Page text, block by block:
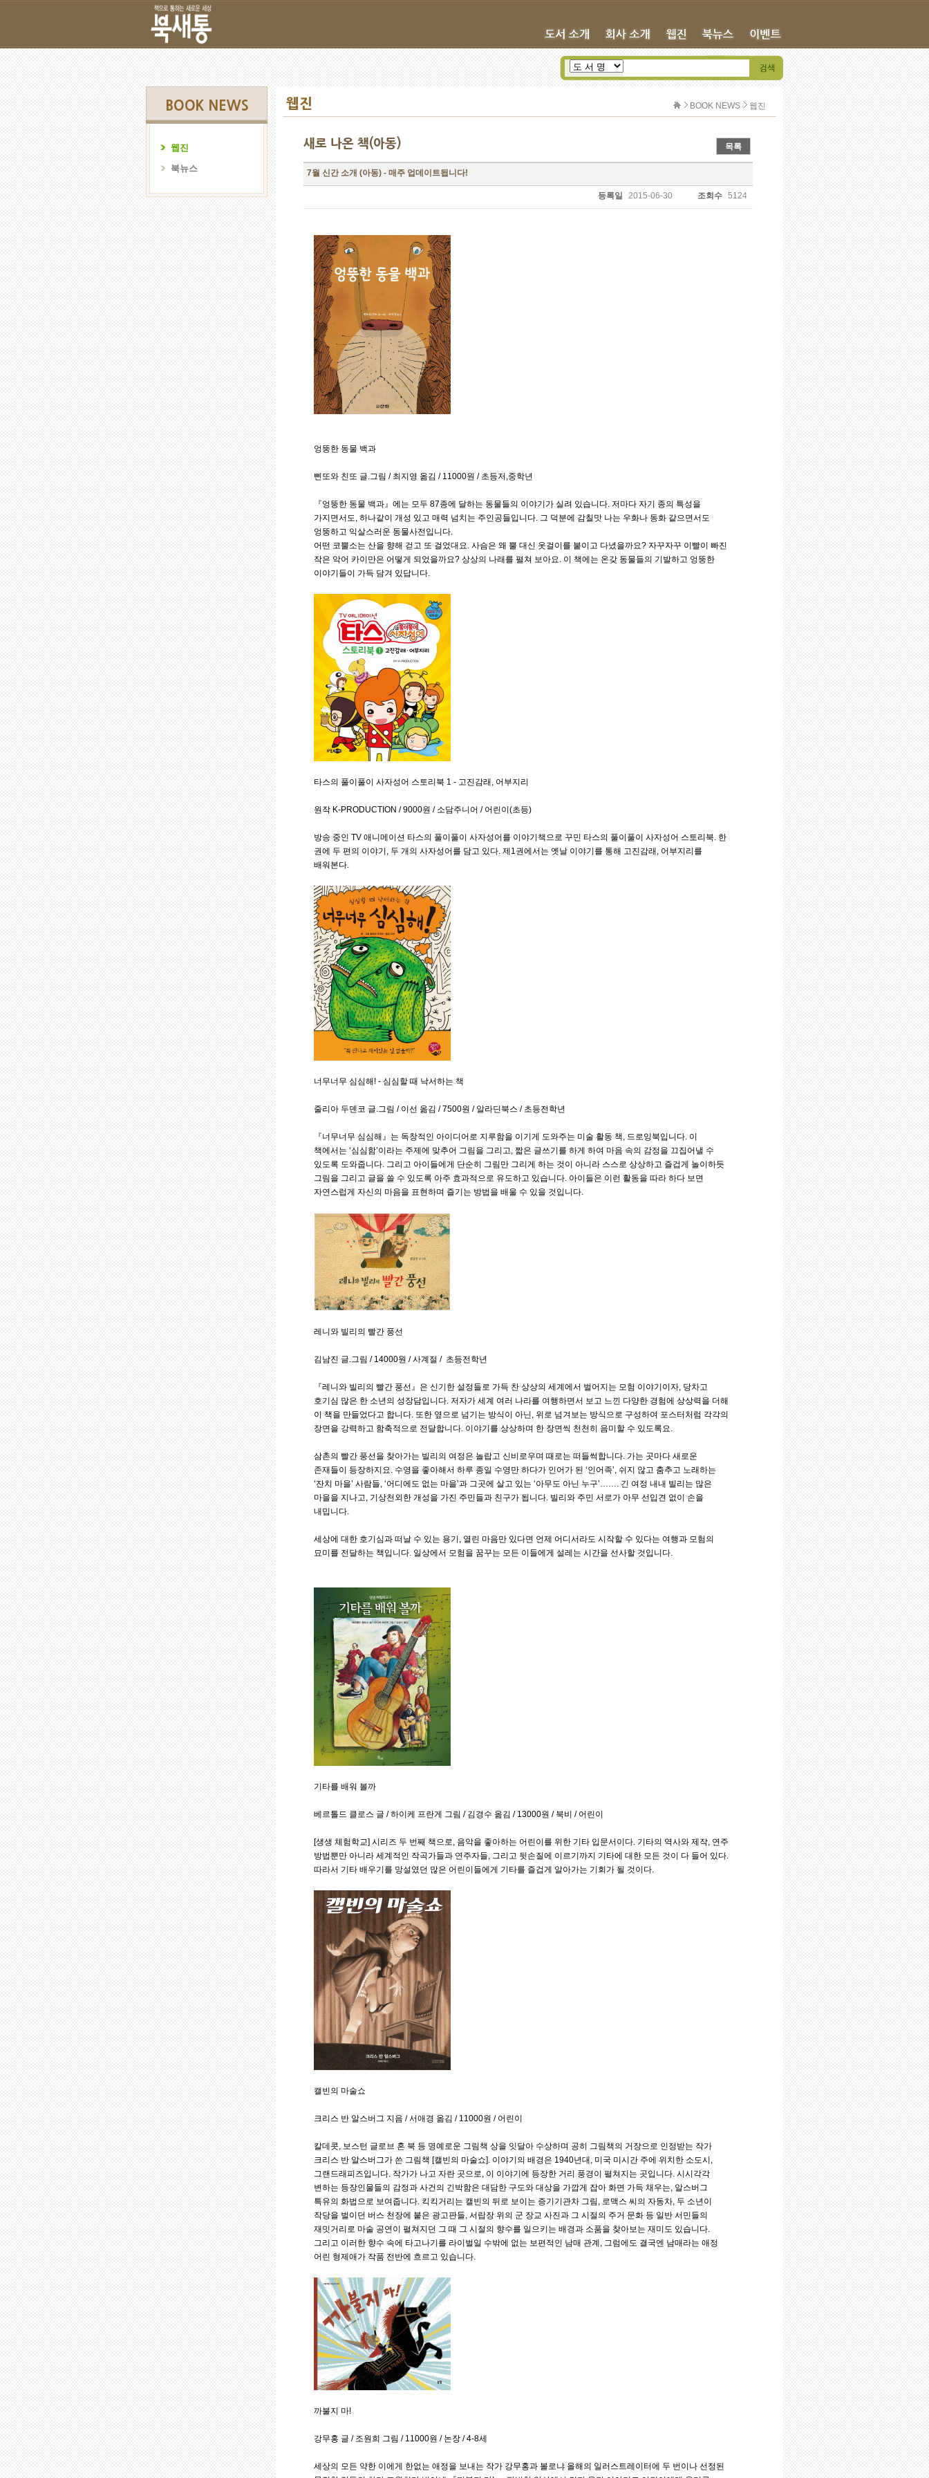
BOOK NEWS
웹진
북뉴스
웹진 BOOK NEWS 웹진
새로 나온 책(아동) 목록
7월 신간 소개 (아동) - 매주 업데이트됩니다!
등록일 2015-06-30 조회수 5124
엉뚱한 동물 백과
삔또와 친또 글.그림 / 최지영 옮김 / 11000원 / 초등저,중학년
『엉뚱한 동물 백과』에는 모두 87종에 달하는 동물들의 이야기가 실려 있습니다. 저마다 자기 종의 특성을
가지면서도, 하나같이 개성 있고 매력 넘치는 주인공들입니다. 그 덕분에 감칠맛 나는 우화나 동화 같으면서도
엉뚱하고 익살스러운 동물사전입니다.
어떤 코뿔소는 산을 향해 걷고 또 걸었대요. 사슴은 왜 뿔 대신 옷걸이를 붙이고 다녔을까요? 자꾸자꾸 이빨이 빠진
작은 악어 카이만은 어떻게 되었을까요? 상상의 나래를 펼쳐 보아요. 이 책에는 온갖 동물들의 기발하고 엉뚱한
이야기들이 가득 담겨 있답니다.
타스의 풀이풀이 사자성어 스토리북 1 - 고진감래, 어부지리
원작 K-PRODUCTION / 9000원 / 소담주니어 / 어린이(초등)
방송 중인 TV 애니메이션 타스의 풀이풀이 사자성어를 이야기책으로 꾸민 타스의 풀이풀이 사자성어 스토리북. 한
권에 두 편의 이야기, 두 개의 사자성어를 담고 있다. 제1권에서는 옛날 이야기를 통해 고진감래, 어부지리를
배워본다.
너무너무 심심해! - 심심할 때 낙서하는 책
줄리아 두덴코 글.그림 / 이선 옮김 / 7500원 / 알라딘북스 / 초등전학년
『너무너무 심심해』는 독창적인 아이디어로 지루함을 이기게 도와주는 미술 활동 책, 드로잉북입니다. 이
책에서는 ‘심심함’이라는 주제에 맞추어 그림을 그리고, 짧은 글쓰기를 하게 하여 마음 속의 감정을 끄집어낼 수
있도록 도와줍니다. 그리고 아이들에게 단순히 그림만 그리게 하는 것이 아니라 스스로 상상하고 즐겁게 놀이하듯
그림을 그리고 글을 쓸 수 있도록 아주 효과적으로 유도하고 있습니다. 아이들은 이런 활동을 따라 하다 보면
자연스럽게 자신의 마음을 표현하며 즐기는 방법을 배울 수 있을 것입니다.
레니와 빌리의 빨간 풍선
김남진 글.그림 / 14000원 / 사계절 / 초등전학년
『레니와 빌리의 빨간 풍선』은 신기한 설정들로 가득 찬 상상의 세계에서 벌어지는 모험 이야기이자, 당차고
호기심 많은 한 소년의 성장담입니다. 저자가 세계 여러 나라를 여행하면서 보고 느낀 다양한 경험에 상상력을 더해
이 책을 만들었다고 합니다. 또한 옆으로 넘기는 방식이 아닌, 위로 넘겨보는 방식으로 구성하여 포스터처럼 각각의
장면을 강력하고 함축적으로 전달합니다. 이야기를 상상하며 한 장면씩 천천히 음미할 수 있도록요.
삼촌의 빨간 풍선을 찾아가는 빌리의 여정은 놀랍고 신비로우며 때로는 떠들썩합니다. 가는 곳마다 새로운
존재들이 등장하지요. 수영을 좋아해서 하루 종일 수영만 하다가 인어가 된 ‘인어족’, 쉬지 않고 춤추고 노래하는
‘잔치 마을’ 사람들, ‘어디에도 없는 마을’과 그곳에 살고 있는 ‘아무도 아닌 누구’……. 긴 여정 내내 빌리는 많은
마을을 지나고, 기상천외한 개성을 가진 주민들과 친구가 됩니다. 빌리와 주민 서로가 아무 선입견 없이 손을
내밉니다.
세상에 대한 호기심과 떠날 수 있는 용기, 열린 마음만 있다면 언제 어디서라도 시작할 수 있다는 여행과 모험의
묘미를 전달하는 책입니다. 일상에서 모험을 꿈꾸는 모든 이들에게 설레는 시간을 선사할 것입니다.
기타를 배워 볼까
베르톨드 클로스 글 / 하이케 프란게 그림 / 김경수 옮김 / 13000원 / 북비 / 어린이
[생생 체험학교] 시리즈 두 번째 책으로, 음악을 좋아하는 어린이를 위한 기타 입문서이다. 기타의 역사와 제작, 연주
방법뿐만 아니라 세계적인 작곡가들과 연주자들, 그리고 뒷손질에 이르기까지 기타에 대한 모든 것이 다 들어 있다.
따라서 기타 배우기를 망설였던 많은 어린이들에게 기타를 즐겁게 알아가는 기회가 될 것이다.
캘빈의 마술쇼
크리스 반 알스버그 지음 / 서애경 옮김 / 11000원 / 어린이
칼데콧, 보스턴 글로브 혼 북 등 명예로운 그림책 상을 잇달아 수상하며 공히 그림책의 거장으로 인정받는 작가
크리스 반 알스버그가 쓴 그림책 [캘빈의 마술쇼]. 이야기의 배경은 1940년대, 미국 미시간 주에 위치한 소도시,
그랜드래피즈입니다. 작가가 나고 자란 곳으로, 이 이야기에 등장한 거리 풍경이 펼쳐지는 곳입니다. 시시각각
변하는 등장인물들의 감정과 사건의 긴박함은 대담한 구도와 대상을 가깝게 잡아 화면 가득 채우는, 알스버그
특유의 화법으로 보여줍니다. 킥킥거리는 캘빈의 뒤로 보이는 증기기관차 그림, 로맥스 씨의 자동차, 두 소년이
작당을 벌이던 버스 천장에 붙은 광고판들, 서랍장 위의 군 장교 사진과 그 시절의 주거 문화 등 일반 서민들의
재밋거리로 마술 공연이 펼쳐지던 그 때 그 시절의 향수를 일으키는 배경과 소품을 찾아보는 재미도 있습니다.
그리고 이러한 향수 속에 타고나기를 라이벌일 수밖에 없는 보편적인 남매 관계, 그럼에도 결국엔 남매라는 애정
어린 형제애가 작품 전반에 흐르고 있습니다.
까불지 마!
강무홍 글 / 조원희 그림 / 11000원 / 논장 / 4-8세
세상의 모든 약한 이에게 한없는 애정을 보내는 작가 강무홍과 볼로냐 올해의 일러스트레이터에 두 번이나 선정된